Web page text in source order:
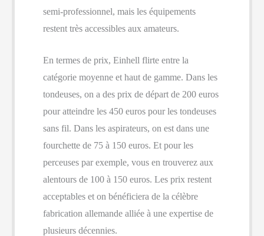
semi-professionnel, mais les équipements
restent très accessibles aux amateurs.
En termes de prix, Einhell flirte entre la
catégorie moyenne et haut de gamme. Dans les
tondeuses, on a des prix de départ de 200 euros
pour atteindre les 450 euros pour les tondeuses
sans fil. Dans les aspirateurs, on est dans une
fourchette de 75 à 150 euros. Et pour les
perceuses par exemple, vous en trouverez aux
alentours de 100 à 150 euros. Les prix restent
acceptables et on bénéficiera de la célèbre
fabrication allemande alliée à une expertise de
plusieurs décennies.